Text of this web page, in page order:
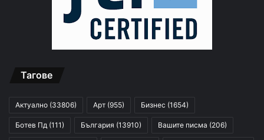
Тагове
Актуално (33806) Арт (955) Бизнес (1654)
Ботев Пд (111) България (13910) Вашите писма (206)